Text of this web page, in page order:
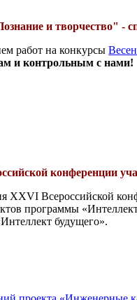
и творчество" -
работ на конкурсы
и контрольным с нами!
конференции
XXVI Всероссийской
программы
будущего».